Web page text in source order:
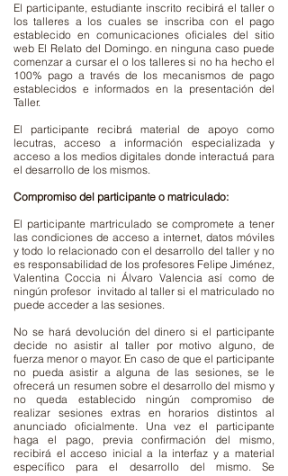
El participante, estudiante inscrito recibirá el taller o
los talleres a los cuales se inscriba con el pago
establecido en comunicaciones oficiales del sitio
web El Relato del Domingo. en ninguna caso puede
comenzar a cursar el o los talleres si no ha hecho el
100% pago a través de los mecanismos de pago
establecidos e informados en la presentación del
Taller.
El participante recibrá material de apoyo como
lecutras, acceso a información especializada y
acceso a los medios digitales donde interactuá para
el desarrollo de los mismos.
Compromiso del participante o matriculado:
El participante martriculado se compromete a tener
las condiciones de acceso a internet, datos móviles
y todo lo relacionado con el desarrollo del taller y no
es responsabilidad de los profesores Felipe Jiménez,
Valentina Coccia ni Álvaro Valencia así como de
ningún profesor invitado al taller si el matriculado no
puede acceder a las sesiones.
No se hará devolución del dinero si el participante
decide no asistir al taller por motivo alguno, de
fuerza menor o mayor. En caso de que el participante
no pueda asistir a alguna de las sesiones, se le
ofrecerá un resumen sobre el desarrollo del mismo y
no queda establecido ningún compromiso de
realizar sesiones extras en horarios distintos al
anunciado oficialmente. Una vez el participante
haga el pago, previa confirmación del mismo,
recibirá el acceso inicial a la interfaz y a material
específico para el desarrollo del mismo. Se